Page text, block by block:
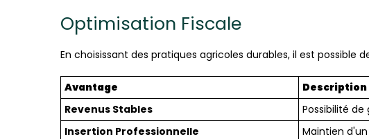
Optimisation Fiscale
En choisissant des pratiques agricoles durables, il est
Avantage
Description
Revenus Stables
Possibilité
Insertion Professionnelle
Maintien